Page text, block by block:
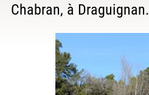
Chabran, à Draguignan.